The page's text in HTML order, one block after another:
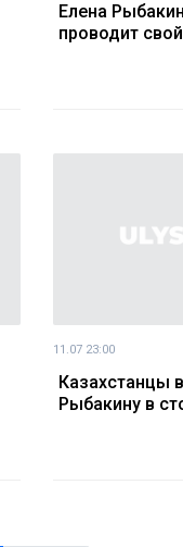
Елена
проводит
11.07 23:00
Казахстанцы
Рыбакину в